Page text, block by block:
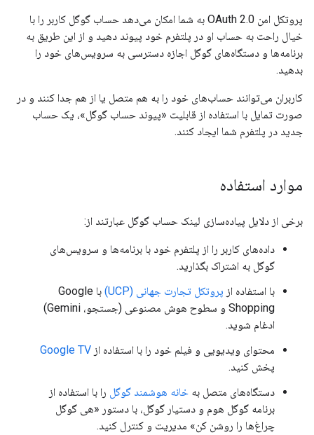
پروتکل امن OAuth 2.0 به شما امکان می‌دهد حساب گوگل کاربر را با
خیال راحت به حساب او در پلتفرم خود پیوند دهید و از این طریق به
برنامه‌ها و دستگاه‌های گوگل اجازه دسترسی به سرویس‌های خود را
بدهید.
کاربران می‌توانند حساب‌های خود را به هم متصل یا از هم جدا کنند و در
صورت تمایل با استفاده از قابلیت «پیوند حساب گوگل»، یک حساب
جدید در پلتفرم شما ایجاد کنند.
موارد استفاده
برخی از دلایل پیاده‌سازی لینک حساب گوگل عبارتند از:
داده‌های کاربر را از پلتفرم خود با برنامه‌ها و سرویس‌های
گوگل به اشتراک بگذارید.
با استفاده از پروتکل تجارت جهانی (UCP)
با Google
Shopping و سطوح هوش مصنوعی (جستجو، Gemini)
ادغام شوید.
محتوای ویدیویی و فیلم خود را با استفاده از Google TV
پخش کنید.
دستگاه‌های متصل به خانه هوشمند گوگل را با استفاده از
برنامه گوگل هوم و دستیار گوگل، با دستور «هی گوگل
چراغ‌ها را روشن کن» مدیریت و کنترل کنید.